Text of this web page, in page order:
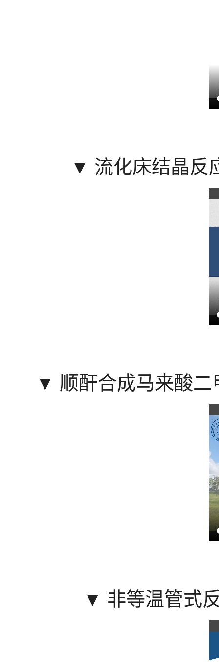
▼ 流化床结晶反
▼ 顺酐合成马来酸
▼ 非等温管式